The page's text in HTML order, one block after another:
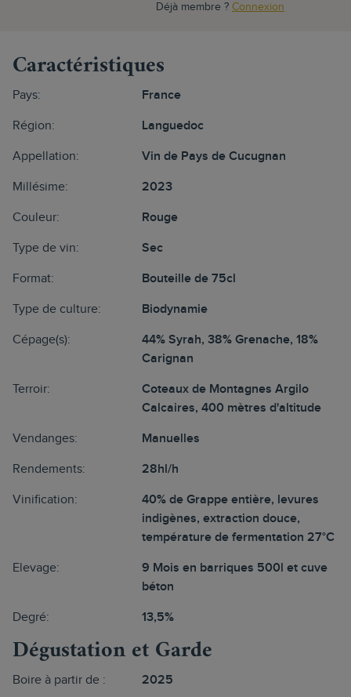
Déjà membre ? Connexion
Caractéristiques
Pays: France
Région: Languedoc
Appellation: Vin de Pays de Cucugnan
Millésime: 2023
Couleur: Rouge
Type de vin: Sec
Format: Bouteille de 75cl
Type de culture: Biodynamie
Cépage(s):
44% Syrah, 38% Grenache, 18%
Carignan
Terroir:
Coteaux de Montagnes Argilo
Calcaires, 400 mètres d'altitude
Vendanges: Manuelles
Rendements: 28hl/h
Vinification:
40% de Grappe entière, levures
indigènes, extraction douce,
température de fermentation 27°C
Elevage:
9 Mois en barriques 500l et cuve
béton
Degré: 13,5%
Dégustation et Garde
Boire à partir de : 2025